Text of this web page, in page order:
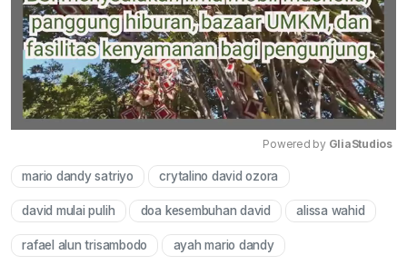
Powered by GliaStudios
mario dandy satriyo crytalino david ozora
david mulai pulih doa kesembuhan david alissa wahid
rafael alun trisambodo ayah mario dandy